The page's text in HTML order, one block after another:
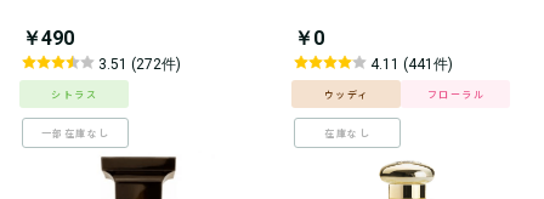
￥490
3.51 (272件)
シトラス
一部在庫なし
￥0
4.11 (441件)
ウッディ フローラル
在庫なし